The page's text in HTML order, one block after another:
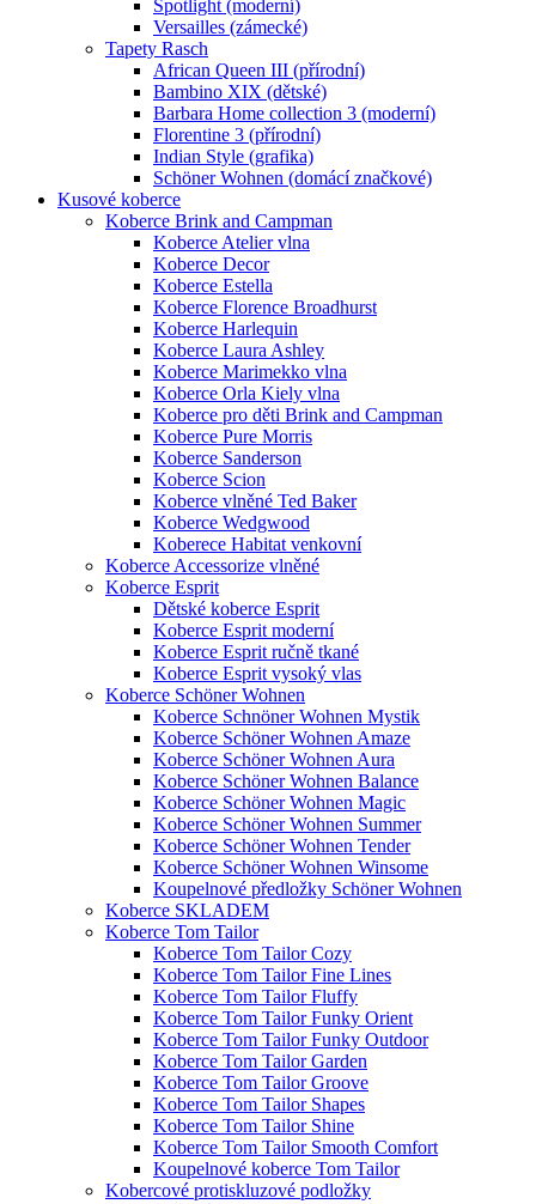
Spotlight (moderní)
Versailles (zámecké)
Tapety Rasch
African Queen III (přírodní)
Bambino XIX (dětské)
Barbara Home collection 3 (moderní)
Florentine 3 (přírodní)
Indian Style (grafika)
Schöner Wohnen (domácí značkové)
Kusové koberce
Koberce Brink and Campman
Koberce Atelier vlna
Koberce Decor
Koberce Estella
Koberce Florence Broadhurst
Koberce Harlequin
Koberce Laura Ashley
Koberce Marimekko vlna
Koberce Orla Kiely vlna
Koberce pro děti Brink and Campman
Koberce Pure Morris
Koberce Sanderson
Koberce Scion
Koberce vlněné Ted Baker
Koberce Wedgwood
Koberece Habitat venkovní
Koberce Accessorize vlněné
Koberce Esprit
Dětské koberce Esprit
Koberce Esprit moderní
Koberce Esprit ručně tkané
Koberce Esprit vysoký vlas
Koberce Schöner Wohnen
Koberce Schnöner Wohnen Mystik
Koberce Schöner Wohnen Amaze
Koberce Schöner Wohnen Aura
Koberce Schöner Wohnen Balance
Koberce Schöner Wohnen Magic
Koberce Schöner Wohnen Summer
Koberce Schöner Wohnen Tender
Koberce Schöner Wohnen Winsome
Koupelnové předložky Schöner Wohnen
Koberce SKLADEM
Koberce Tom Tailor
Koberce Tom Tailor Cozy
Koberce Tom Tailor Fine Lines
Koberce Tom Tailor Fluffy
Koberce Tom Tailor Funky Orient
Koberce Tom Tailor Funky Outdoor
Koberce Tom Tailor Garden
Koberce Tom Tailor Groove
Koberce Tom Tailor Shapes
Koberce Tom Tailor Shine
Koberce Tom Tailor Smooth Comfort
Koupelnové koberce Tom Tailor
Kobercové protiskluzové podložky